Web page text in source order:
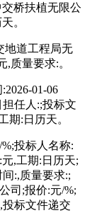
桥扶植无限公
。
道工程局无
,质量要求:。
01-06
担任人:;投标文
期:日历天。
投标人名称:
,工期:日历天;
:,质量要求:;
司;报价:元/%;
标文件递交